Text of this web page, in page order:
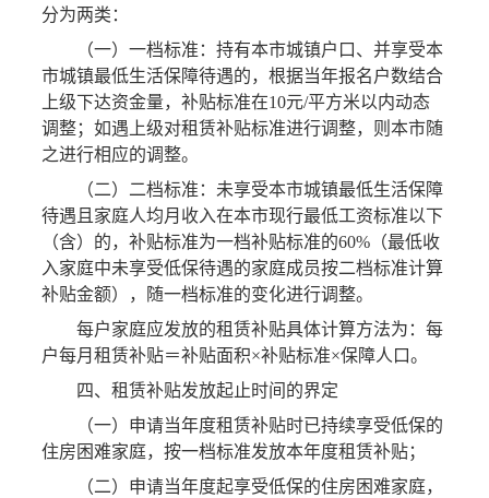
分为两类：
（一）一档标准：持有本市城镇户口、并享受本
市城镇最低生活保障待遇的，根据当年报名户数结合
上级下达资金量，补贴标准在10元/平方米以内动态
调整；如遇上级对租赁补贴标准进行调整，则本市随
之进行相应的调整。
（二）二档标准：未享受本市城镇最低生活保障
待遇且家庭人均月收入在本市现行最低工资标准以下
（含）的，补贴标准为一档补贴标准的60%（最低收
入家庭中未享受低保待遇的家庭成员按二档标准计算
补贴金额），随一档标准的变化进行调整。
每户家庭应发放的租赁补贴具体计算方法为：每
户每月租赁补贴＝补贴面积×补贴标准×保障人口。
四、租赁补贴发放起止时间的界定
（一）申请当年度租赁补贴时已持续享受低保的
住房困难家庭，按一档标准发放本年度租赁补贴；
（二）申请当年度起享受低保的住房困难家庭，